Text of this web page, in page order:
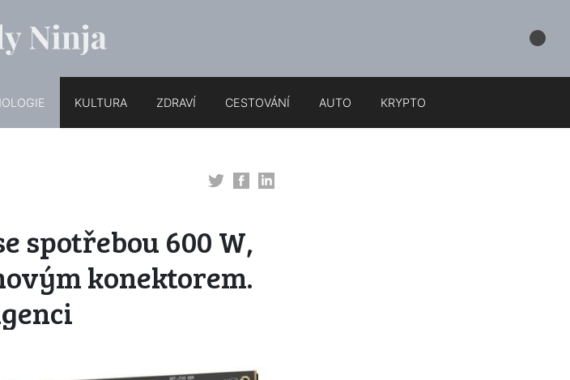
KULTURA ZDRAVÍ CESTOVÁNÍ AUTO KRYPTO
spotřebou 600 W,
konektorem.